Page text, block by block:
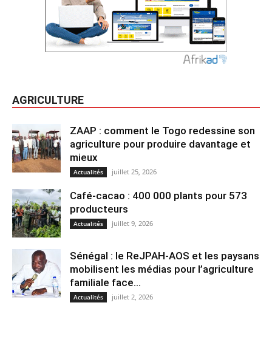
AGRICULTURE
ZAAP : comment le Togo redessine son
agriculture pour produire davantage et
mieux
Actualités juillet 25, 2026
Café-cacao : 400 000 plants pour 573
producteurs
Actualités juillet 9, 2026
Sénégal : le ReJPAH-AOS et les paysans
mobilisent les médias pour l’agriculture
familiale face...
Actualités juillet 2, 2026